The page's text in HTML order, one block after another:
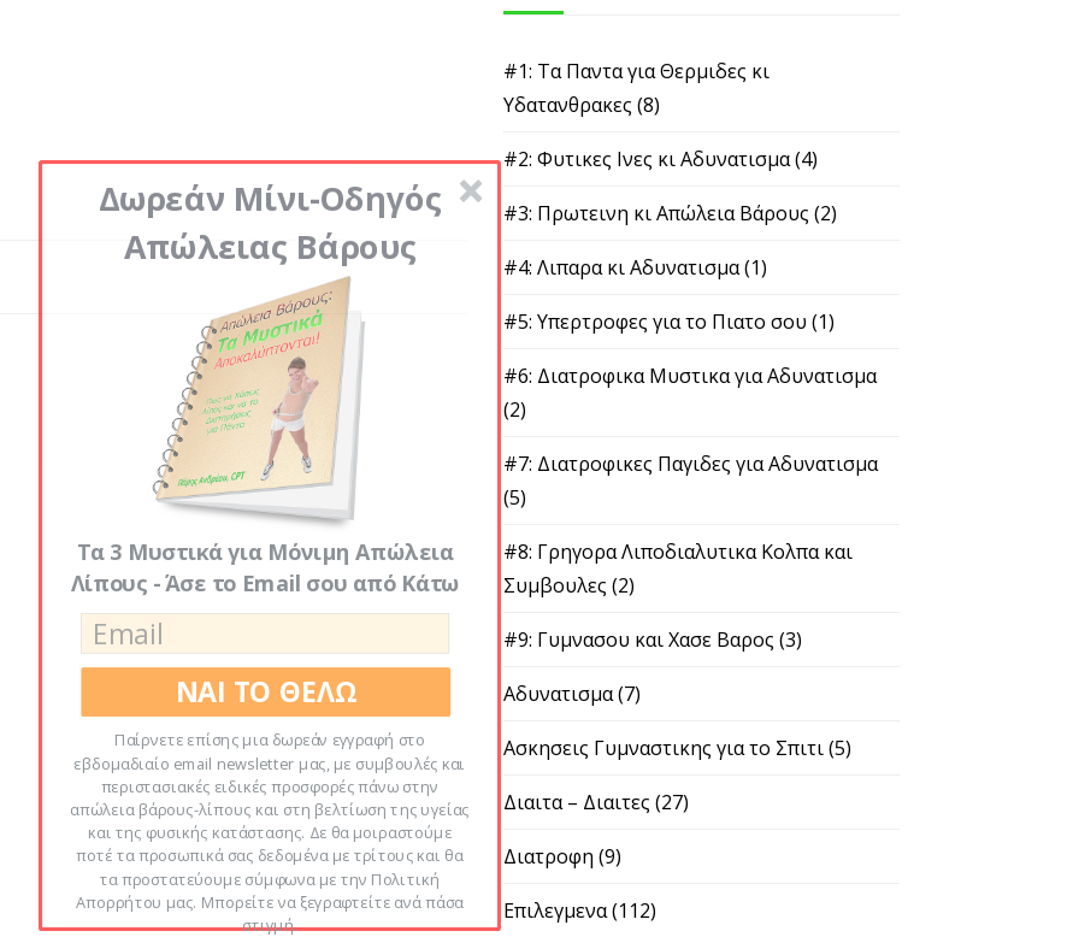
#1: Τα Παντα για Θερμιδες κι
Υδατανθρακες (8)
#2: Φυτικες Ινες κι Αδυνατισμα(4)
#3: Πρωτεινη κι Απώλεια Βάρους (2)
#4: Λιπαρα κι Αδυνατισμα(1)
#5: Υπερτροφες για το Πιατο σου (1)
#6: Διατροφικα Μυστικα για Αδυνατισμα
(2)
#7: Διατροφικες Παγιδες για Αδυνατισμα
(5)
#8: Γρηγορα Λιποδιαλυτικα Κολπα και
Συμβουλες (2)
#9: Γυμνασου και Χασε Βαρος (3)
Αδυνατισμα(7)
Ασκησεις Γυμναστικης για το Σπιτι(5)
Διαιτα – Διαιτες (27)
Διατροφη (9)
Επιλεγμενα(112)
Δωρεάν Μίνι-Οδηγός
Απώλειας Βάρους
Τα 3 Μυστικά για Μόνιμη Απώλεια
Λίπους - Άσε το Email σου από Κάτω
ΝΑΙ ΤΟ ΘΕΛΩ
Παίρνετε επίσης μια δωρεάν εγγραφή στο
εβδομαδιαίο email newsletter μας, με συμβουλές και
περιστασιακές ειδικές προσφορές πάνω στην
απώλεια βάρους-λίπους και στη βελτίωση της υγείας
και της φυσικής κατάστασης. Δε θα μοιραστούμε
ποτέ τα προσωπικά σας δεδομένα με τρίτους και θα
τα προστατεύουμε σύμφωνα με την Πολιτική
Απορρήτου μας. Μπορείτε να ξεγραφτείτε ανά πάσα
στιγμή.